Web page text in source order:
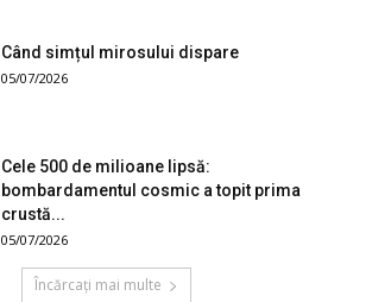
Când simțul mirosului dispare
05/07/2026
Cele 500 de milioane lipsă:
bombardamentul cosmic a topit prima
crustă...
05/07/2026
Încărcați mai multe